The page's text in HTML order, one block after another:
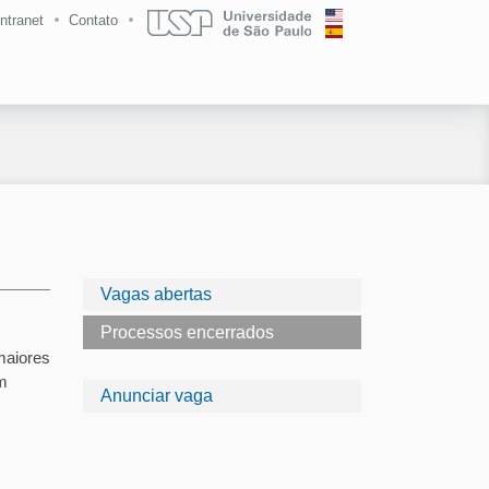
Intranet Contato
Vagas abertas
Processos encerrados
Anunciar vaga